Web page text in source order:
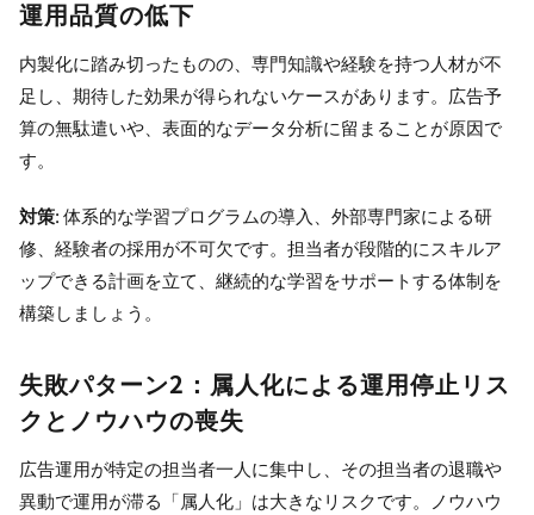
運用品質の低下
内製化に踏み切ったものの、専門知識や経験を持つ人材が不
足し、期待した効果が得られないケースがあります。広告予
算の無駄遣いや、表面的なデータ分析に留まることが原因で
す。
対策: 体系的な学習プログラムの導入、外部専門家による研
修、経験者の採用が不可欠です。担当者が段階的にスキルア
ップできる計画を立て、継続的な学習をサポートする体制を
構築しましょう。
失敗パターン2：属人化による運用停止リス
クとノウハウの喪失
広告運用が特定の担当者一人に集中し、その担当者の退職や
異動で運用が滞る「属人化」は大きなリスクです。ノウハウ